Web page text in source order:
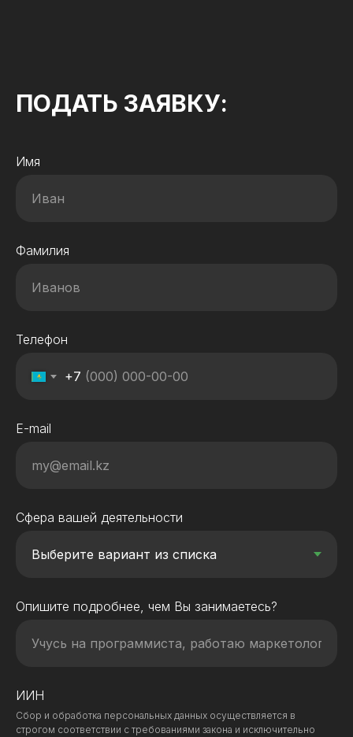
ПОДАТЬ ЗАЯВКУ:
Имя
Фамилия
Телефон
+7
E-mail
Сфера вашей деятельности
Опишите подробнее, чем Вы занимаетесь?
ИИН
Сбор и обработка персональных данных осуществляется в
строгом соответствии с требованиями закона и исключительно